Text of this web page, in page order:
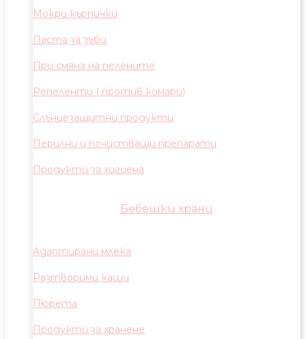
Мокри кърпички
Паста за зъби
При смяна на пелените
Репеленти ( против комари)
Слънцезащитни продукти
Перилни и почистващи препарати
Продукти за хигиена
Бебешки храни
Адаптирани млека
Разтворими каши
Пюрета
Продукти за хранене